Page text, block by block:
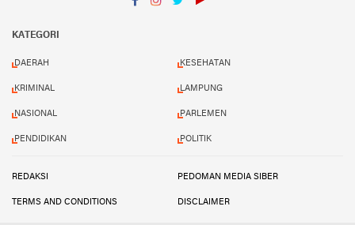
KATEGORI
DAERAH KESEHATAN
KRIMINAL LAMPUNG
NASIONAL PARLEMEN
PENDIDIKAN POLITIK
REDAKSI PEDOMAN MEDIA SIBER
TERMS AND CONDITIONS DISCLAIMER